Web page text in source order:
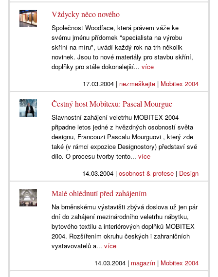
Vždycky něco nového
Společnost Woodface, která právem váže ke
svému jménu přídomek "specialista na výrobu
skříní na míru", uvádí každý rok na trh několik
novinek. Jsou to nové materiály pro stavbu skříní,
doplňky pro stále dokonalejší...více
17.03.2004| nezmeškejte| Mobitex 2004
Čestný host Mobitexu: Pascal Mourgue
Slavnostní zahájení veletrhu MOBITEX 2004
připadne letos jedné z hvězdných osobností světa
designu, Francouzi Pascalu Mourguovi , který zde
také (v rámci expozice Designostory) představí své
dílo. O procesu tvorby tento...více
14.03.2004| osobnost & profese| Design
Malé ohlédnutí před zahájením
Na brněnskému výstavišti zbývá doslova už jen pár
dní do zahájení mezinárodního veletrhu nábytku,
bytového textilu a interiérových doplňků MOBITEX
2004. Rozšířením okruhu českých i zahraničních
vystavovatelů a...více
14.03.2004| magazín| Mobitex 2004